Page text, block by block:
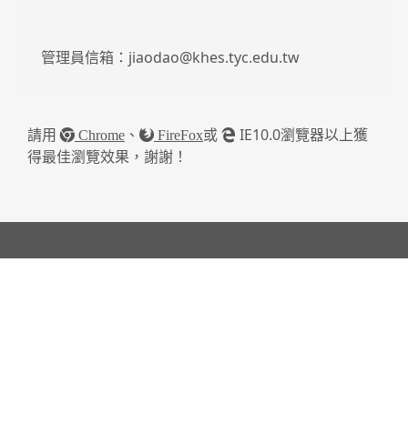
管理員信箱：jiaodao@khes.tyc.edu.tw
請用 Chrome 、 FireFox或
IE10.0瀏覽器以上獲
得最佳瀏覽效果，謝謝！